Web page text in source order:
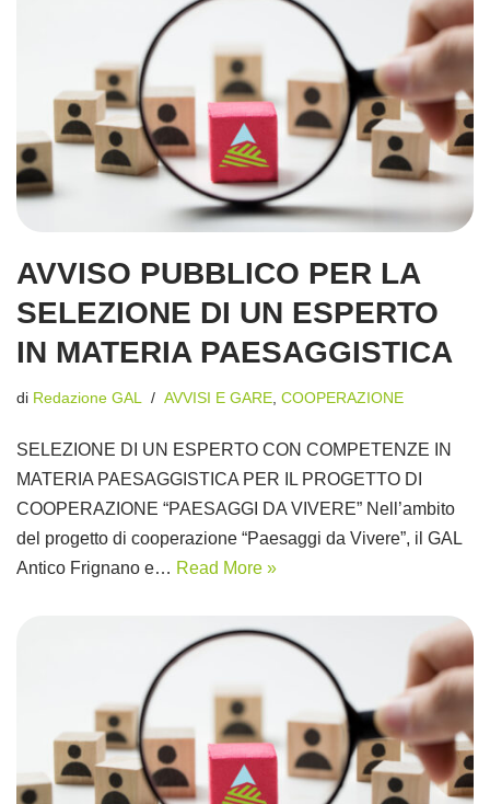
AVVISO PUBBLICO PER LA
SELEZIONE DI UN ESPERTO
IN MATERIA PAESAGGISTICA
di Redazione GAL AVVISI E GARE, COOPERAZIONE
SELEZIONE DI UN ESPERTO CON COMPETENZE IN
MATERIA PAESAGGISTICA PER IL PROGETTO DI
COOPERAZIONE “PAESAGGI DA VIVERE” Nell’ambito
del progetto di cooperazione “Paesaggi da Vivere”, il GAL
Antico Frignano e… Read More »